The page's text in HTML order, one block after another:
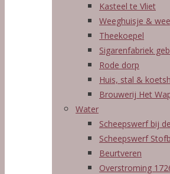
Kasteel te Vliet
Weeghuisje &
Theekoepel
Sigarenfabriek
Rode dorp
Huis, stal &
Brouwerij Het
Water
Scheepswerf bij
Scheepswerf
Beurtveren
Overstroming